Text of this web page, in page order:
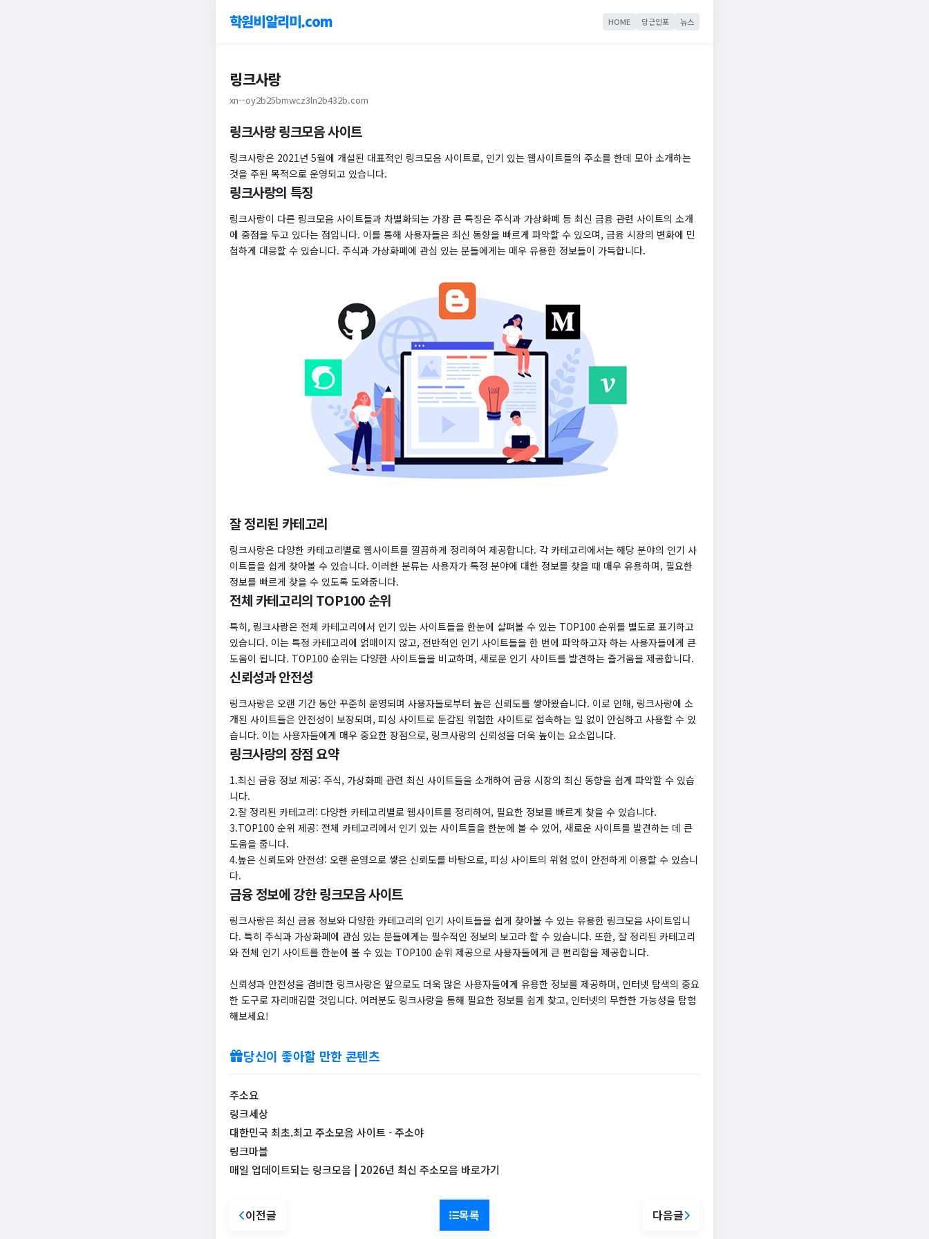
학원비알리미.com HOME 당근인포 뉴스
링크사랑
xn--oy2b25bmwcz3ln2b432b.com
링크사랑 링크모음 사이트
링크사랑은 2021년 5월에 개설된 대표적인 링크모음 사이트로, 인기 있는 웹사이트들의 주소를 한데 모아 소개하는
것을 주된 목적으로 운영되고 있습니다.
링크사랑의 특징
링크사랑이 다른 링크모음 사이트들과 차별화되는 가장 큰 특징은 주식과 가상화폐 등 최신 금융 관련 사이트의 소개
에 중점을 두고 있다는 점입니다. 이를 통해 사용자들은 최신 동향을 빠르게 파악할 수 있으며, 금융 시장의 변화에 민
첩하게 대응할 수 있습니다. 주식과 가상화폐에 관심 있는 분들에게는 매우 유용한 정보들이 가득합니다.
잘 정리된 카테고리
링크사랑은 다양한 카테고리별로 웹사이트를 깔끔하게 정리하여 제공합니다. 각 카테고리에서는 해당 분야의 인기 사
이트들을 쉽게 찾아볼 수 있습니다. 이러한 분류는 사용자가 특정 분야에 대한 정보를 찾을 때 매우 유용하며, 필요한
정보를 빠르게 찾을 수 있도록 도와줍니다.
전체 카테고리의 TOP100 순위
특히, 링크사랑은 전체 카테고리에서 인기 있는 사이트들을 한눈에 살펴볼 수 있는 TOP100 순위를 별도로 표기하고
있습니다. 이는 특정 카테고리에 얽매이지 않고, 전반적인 인기 사이트들을 한 번에 파악하고자 하는 사용자들에게 큰
도움이 됩니다. TOP100 순위는 다양한 사이트들을 비교하며, 새로운 인기 사이트를 발견하는 즐거움을 제공합니다.
신뢰성과 안전성
링크사랑은 오랜 기간 동안 꾸준히 운영되며 사용자들로부터 높은 신뢰도를 쌓아왔습니다. 이로 인해, 링크사랑에 소
개된 사이트들은 안전성이 보장되며, 피싱 사이트로 둔갑된 위험한 사이트로 접속하는 일 없이 안심하고 사용할 수 있
습니다. 이는 사용자들에게 매우 중요한 장점으로, 링크사랑의 신뢰성을 더욱 높이는 요소입니다.
링크사랑의 장점 요약
1.최신 금융 정보 제공: 주식, 가상화폐 관련 최신 사이트들을 소개하여 금융 시장의 최신 동향을 쉽게 파악할 수 있습
니다.
2.잘 정리된 카테고리: 다양한 카테고리별로 웹사이트를 정리하여, 필요한 정보를 빠르게 찾을 수 있습니다.
3.TOP100 순위 제공: 전체 카테고리에서 인기 있는 사이트들을 한눈에 볼 수 있어, 새로운 사이트를 발견하는 데 큰
도움을 줍니다.
4.높은 신뢰도와 안전성: 오랜 운영으로 쌓은 신뢰도를 바탕으로, 피싱 사이트의 위험 없이 안전하게 이용할 수 있습니
다.
금융 정보에 강한 링크모음 사이트
링크사랑은 최신 금융 정보와 다양한 카테고리의 인기 사이트들을 쉽게 찾아볼 수 있는 유용한 링크모음 사이트입니
다. 특히 주식과 가상화폐에 관심 있는 분들에게는 필수적인 정보의 보고라 할 수 있습니다. 또한, 잘 정리된 카테고리
와 전체 인기 사이트를 한눈에 볼 수 있는 TOP100 순위 제공으로 사용자들에게 큰 편리함을 제공합니다.
신뢰성과 안전성을 겸비한 링크사랑은 앞으로도 더욱 많은 사용자들에게 유용한 정보를 제공하며, 인터넷 탐색의 중요
한 도구로 자리매김할 것입니다. 여러분도 링크사랑을 통해 필요한 정보를 쉽게 찾고, 인터넷의 무한한 가능성을 탐험
해보세요!
당신이 좋아할 만한 콘텐츠
주소요
링크세상
대한민국 최초.최고 주소모음 사이트 - 주소야
링크마블
매일 업데이트되는 링크모음 | 2026년 최신 주소모음 바로가기
이전글 목록 다음글